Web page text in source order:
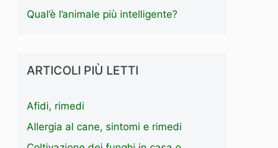
Qual’è l’animale più intelligente?
ARTICOLI PIÙ LETTI
Afidi, rimedi
Allergia al cane, sintomi e rimedi